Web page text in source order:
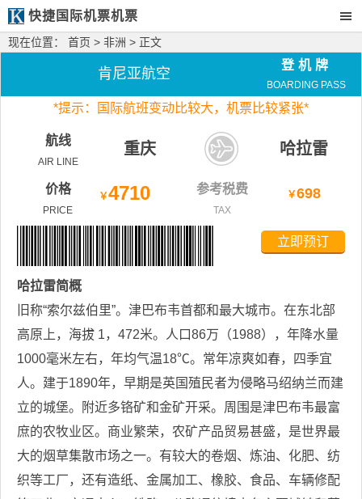
快捷国际机票机票
现在位置： 首页 > 非洲 > 正文
肯尼亚航空
登机牌
BOARDING PASS
*提示：国际航班变动比较大， 机票比较紧张*
航线
AIR LINE
重庆 哈拉雷
价格
PRICE
￥4710 参考税费
TAX
￥698
立即预订
哈拉雷简概
旧称“索尔兹伯里”。津巴布韦首都和最大城市。在东北部
高原上，海拔 1，472米。人口86万（1988），年降水量
1000毫米左右，年均气温18℃。常年凉爽如春，四季宜
人。建于1890年，早期是英国殖民者为侵略马绍纳兰而建
立的城堡。附近多铬矿和金矿开采。周围是津巴布韦最富
庶的农牧业区。商业繁荣，农矿产品贸易甚盛，是世界最
大的烟草集散市场之一。有较大的卷烟、炼油、化肥、纺
织等工厂，还有造纸、金属加工、橡胶、食品、车辆修配